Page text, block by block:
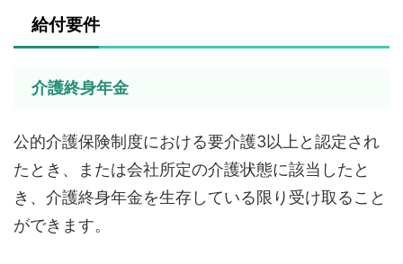
給付要件
介護終身年金
公的介護保険制度における要介護3以上と認定され
たとき、または会社所定の介護状態に該当したと
き、介護終身年金を生存している限り受け取ること
ができます。